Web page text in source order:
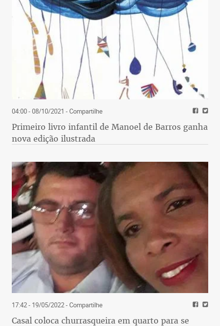
04:00 - 08/10/2021 - Compartilhe
Primeiro livro infantil de Manoel de Barros ganha
nova edição ilustrada
17:42 - 19/05/2022- Compartilhe
Casal coloca churrasqueira em quarto para se